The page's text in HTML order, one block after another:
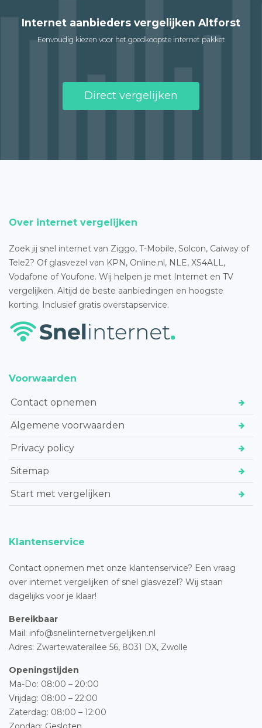
Internet aanbieders vergelijken Altforst
Eenvoudig kiezen voor het goedkoopste internet pakket
Direct vergelijken
Over internet vergelijken
Zoek jij snel internet van Ziggo, T-Mobile, Solcon, Caiway of
Tele2? Of glasvezel van KPN, Online.nl, NLE, XS4ALL,
Vodafone of Youfone. Wij helpen je met Internet en TV
vergelijken. Altijd de beste aanbiedingen en hoogste
korting. Inclusief gratis overstapservice.
Voorwaarden
Contact opnemen
Algemene voorwaarden
Privacy policy
Sitemap
Start met vergelijken
Klantenservice
Contact opnemen met onze klantenservice? Een vraag
over internet vergelijken of snel glasvezel? Wij staan
dagelijks voor je klaar!
Bereikbaar
Mail: info@snelinternetvergelijken.nl
Adres: Zwartewaterallee 56, 8031 DX, Zwolle
Openingstijden
Ma-Do: 08:00 – 20:00
Vrijdag: 08:00 – 22:00
Zaterdag: 08:00 – 12:00